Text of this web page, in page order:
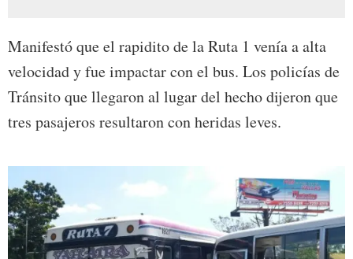
Manifestó que el rapidito de la Ruta 1 venía a alta
velocidad y fue impactar con el bus. Los policías de
Tránsito que llegaron al lugar del hecho dijeron que
tres pasajeros resultaron con heridas leves.